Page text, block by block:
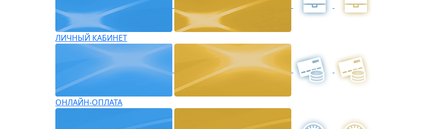
ЛИЧНЫЙ КАБИНЕТ
ОНЛАЙН-ОПЛАТА